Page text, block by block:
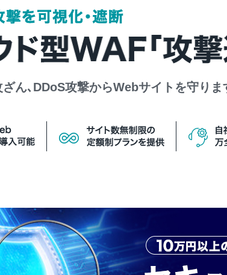
ん､DDoS攻撃からWebサイトを守りま